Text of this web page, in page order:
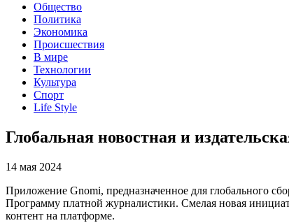
Общество
Политика
Экономика
Происшествия
В мире
Технологии
Культура
Спорт
Life Style
Глобальная новостная и
14 мая 2024
Приложение Gnomi, предназначенное для глобального
Программу платной журналистики. Смелая новая
контент на платформе.